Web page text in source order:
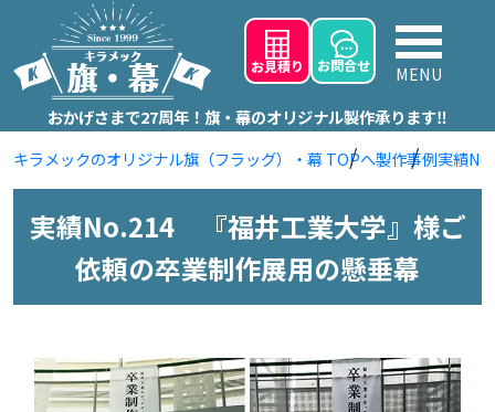
お見積り お問合せ
MENU
おかげさまで27周年！旗・幕のオリジナル製作承ります‼
キラメックのオリジナル旗（フラッグ）・幕 TOPへ製作事例実績
実績No.214 『福井工業大学』様ご
依頼の卒業制作展用の懸垂幕